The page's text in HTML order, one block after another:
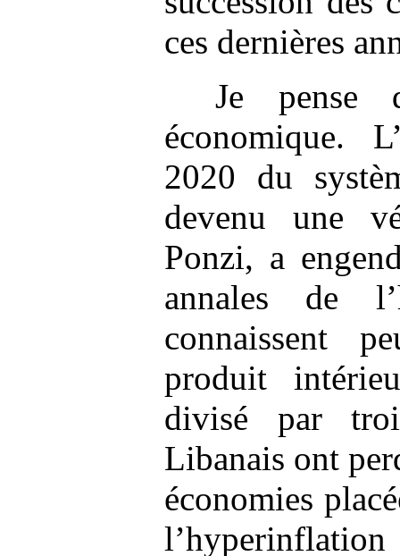
ces dernières
Je pense
économique.
2020 du
devenu une
Ponzi, a
annales de
connaissent
produit
divisé par
Libanais ont
économies